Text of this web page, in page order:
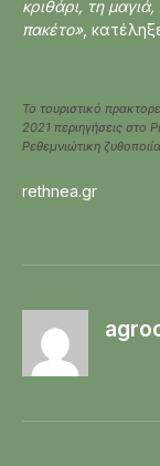
κριθάρι, τη
πακέτο»,
Το τουριστικό
2021 περιηγήσεις στο
Ρεθεμνιώτικη ζυθοποιία
rethnea.gr